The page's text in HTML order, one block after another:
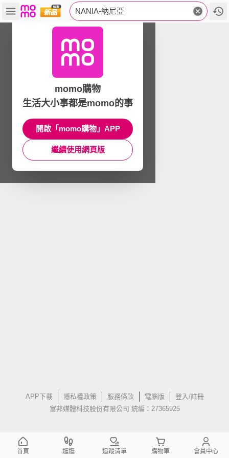
NANIA-納尼亞
APP下載 隱私權政策 服務條款 電腦版
登入/註冊
富邦媒體科技股份有限公司 統編：27365925
momo購物
生活大小事都是momo的事
開啟「momo購物」APP
繼續使用網頁版
首頁 逛逛 追蹤清單 購物車 會員中心